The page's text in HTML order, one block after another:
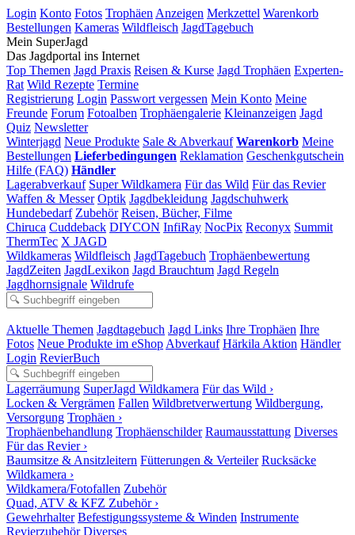
Login Konto Fotos Trophäen Anzeigen Merkzettel Warenkorb
Bestellungen Kameras Wildfleisch JagdTagebuch
Mein SuperJagd
Das Jagdportal ins Internet
Top Themen Jagd Praxis Reisen & Kurse Jagd Trophäen Experten-
Rat Wild Rezepte Termine
Registrierung Login Passwort vergessen Mein Konto Meine
Freunde Forum Fotoalben Trophäengalerie Kleinanzeigen Jagd
Quiz Newsletter
Winterjagd Neue Produkte Sale & Abverkauf Warenkorb Meine
Bestellungen Lieferbedingungen Reklamation Geschenkgutschein
Hilfe (FAQ) Händler
Lagerabverkauf Super Wildkamera Für das Wild Für das Revier
Waffen & Messer Optik Jagdbekleidung Jagdschuhwerk
Hundebedarf Zubehör Reisen, Bücher, Filme
Chiruca Cuddeback DIYCON InfiRay NocPix Reconyx Summit
ThermTec X JAGD
Wildkameras Wildfleisch JagdTagebuch Trophäenbewertung
JagdZeiten JagdLexikon Jagd Brauchtum Jagd Regeln
Jagdhornsignale Wildrufe
Aktuelle Themen Jagdtagebuch Jagd Links Ihre Trophäen Ihre
Fotos Neue Produkte im eShop Abverkauf Härkila Aktion Händler
Login RevierBuch
Lagerräumung SuperJagd Wildkamera Für das Wild ›
Locken & Vergrämen Fallen Wildbretverwertung Wildbergung,
Versorgung Trophäen ›
Trophäenbehandlung Trophäenschilder Raumausstattung Diverses
Für das Revier ›
Baumsitze & Ansitzleitern Fütterungen & Verteiler Rucksäcke
Wildkamera ›
Wildkamera/Fotofallen Zubehör
Quad, ATV & KFZ Zubehör ›
Gewehrhalter Befestigungssysteme & Winden Instrumente
Revierzubehör Diverses